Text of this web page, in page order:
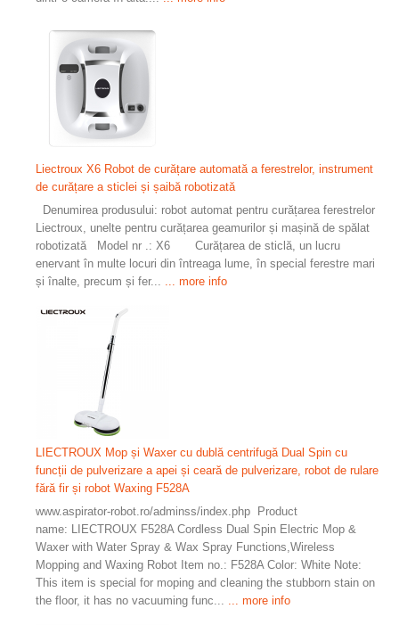
Liectroux X6 Robot de curățare automată a ferestrelor, instrument
de curățare a sticlei și șaibă robotizată
Denumirea produsului: robot automat pentru curățarea ferestrelor
Liectroux, unelte pentru curățarea geamurilor și mașină de spălat
robotizată Model nr .: X6 Curățarea de sticlă, un lucru
enervant în multe locuri din întreaga lume, în special ferestre mari
și înalte, precum și fer...
... more info
LIECTROUX Mop și Waxer cu dublă centrifugă Dual Spin cu
funcții de pulverizare a apei și ceară de pulverizare, robot de rulare
fără fir și robot Waxing F528A
www.aspirator-robot.ro/adminss/index.php Product
name: LIECTROUX F528A Cordless Dual Spin Electric Mop &
Waxer with Water Spray & Wax Spray Functions,Wireless
Mopping and Waxing Robot Item no.: F528A Color: White Note:
This item is special for moping and cleaning the stubborn stain on
the floor, it has no vacuuming func...
... more info